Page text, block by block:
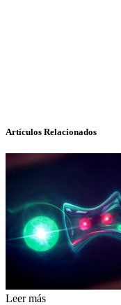
Artículos Relacionados
Leer más